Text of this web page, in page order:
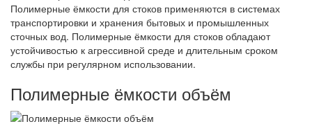
Полимерные ёмкости для стоков применяются в системах
транспортировки и хранения бытовых и промышленных
сточных вод. Полимерные ёмкости для стоков обладают
устойчивостью к агрессивной среде и длительным сроком
службы при регулярном использовании.
Полимерные ёмкости объём